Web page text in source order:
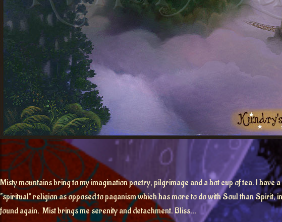
Misty mountains bring to my imagination poetry, pilgrimage and a hot cup of tea. I have
“spiritual” religion as opposed to paganism which has more to do with Soul than Spirit,
found again. Mist brings me serenity and detachment. Bliss…